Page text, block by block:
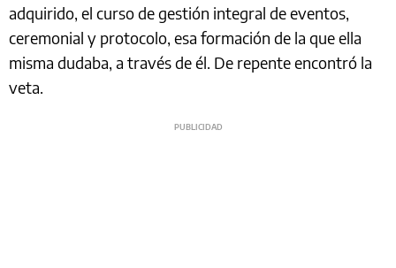
adquirido, el curso de gestión integral de eventos,
ceremonial y protocolo, esa formación de la que ella
misma dudaba, a través de él. De repente encontró la
veta.